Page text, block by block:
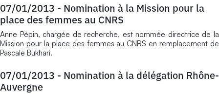
07/01/2013 - Nomination à la Mission pour la
place des femmes au CNRS
Anne Pépin, chargée de recherche, est nommée directrice de la
Mission pour la place des femmes au CNRS en remplacement de
Pascale Bukhari.
07/01/2013 - Nomination à la délégation Rhône-
Auvergne